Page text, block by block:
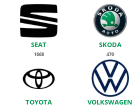
SEAT
1668
SKODA
470
TOYOTA VOLKSWAGEN